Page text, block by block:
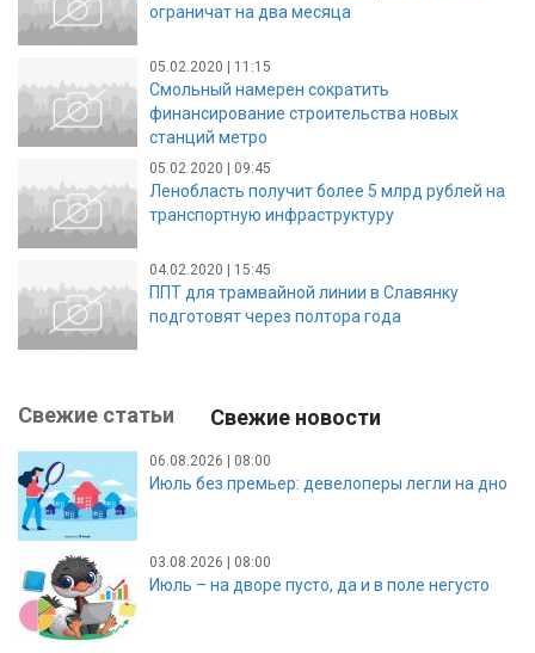
ограничат на два месяца
05.02.2020 | 11:15
Смольный намерен сократить
финансирование строительства новых
станций метро
05.02.2020 | 09:45
Ленобласть получит более 5 млрд рублей на
транспортную инфраструктуру
04.02.2020 | 15:45
ППТ для трамвайной линии в Славянку
подготовят через полтора года
Свежие статьи Свежие новости
06.08.2026 | 08:00
Июль без премьер: девелоперы легли на дно
03.08.2026 | 08:00
Июль – на дворе пусто, да и в поле негусто